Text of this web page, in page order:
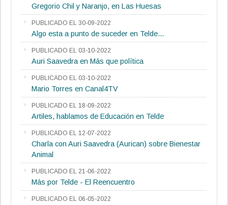
Gregorio Chil y Naranjo, en Las Huesas
PUBLICADO EL 30-09-2022
Algo esta a punto de suceder en Telde...
PUBLICADO EL 03-10-2022
Auri Saavedra en Más que política
PUBLICADO EL 03-10-2022
Mario Torres en Canal4TV
PUBLICADO EL 18-09-2022
Artiles, hablamos de Educación en Telde
PUBLICADO EL 12-07-2022
Charla con Auri Saavedra (Aurican) sobre Bienestar
Animal
PUBLICADO EL 21-06-2022
Más por Telde - El Reencuentro
PUBLICADO EL 06-05-2022